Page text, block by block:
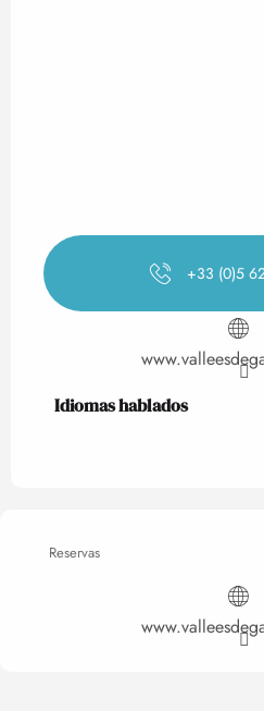
+33 (0)5
Idiomas hablados
Idiomas hablados
Reservas